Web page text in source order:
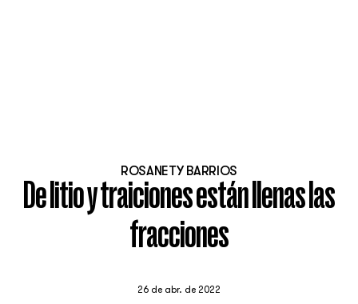
ROSANETY BARRIOS
De litio y traiciones están llenas las
fracciones
26 de abr. de 2022